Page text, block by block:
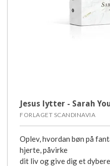
Jesus lytter - Sarah
FORLAGET SCANDINAVIA
Oplev, hvordan bøn på
hjerte, påvirke
dit liv og give dig et